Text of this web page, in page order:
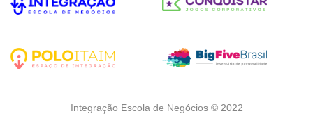
Integração Escola de Negócios © 2022